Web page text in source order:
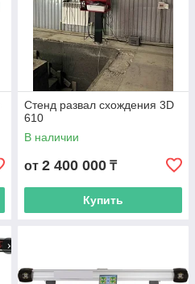
Cтенд развал схождения 3D
610
В наличии
от 2 400 000 ₸
Купить